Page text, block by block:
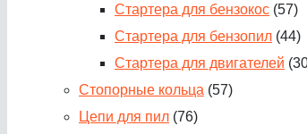
Стартера для бензокос (57)
Стартера для бензопил (44)
Стартера для двигателей
Стопорные кольца (57)
Цепи для пил (76)